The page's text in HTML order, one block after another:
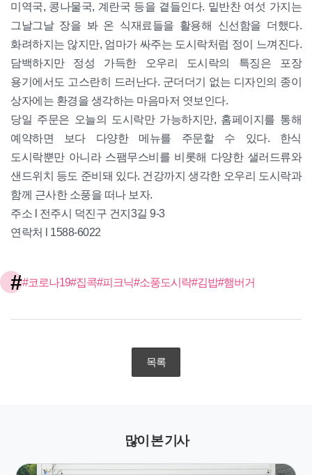
미역국, 콩나물국, 계란국 등을 곁들인다. 밑반찬 여섯 가지는
그날그날 장을 봐 온 식재료들을 활용해 신선함을 더했다.
화려하지는 않지만, 엄마가 싸주는 도시락처럼 정이 느껴진다.
담백하지만 정성 가득한 오우리 도시락의 특징은 포장
용기에서도 고스란히 드러난다. 군더더기 없는 디자인의 종이
상자에는 환경을 생각하는 마음마저 엿보인다.
당일 주문은 오늘의 도시락만 가능하지만, 홈페이지를 통해
예약하면 보다 다양한 메뉴를 주문할 수 있다. 한식
도시락뿐만 아니라 스팸무스비를 비롯해 다양한 샐러드류와
샌드위치 등도 준비돼 있다. 건강까지 생각한 오우리 도시락과
함께 근사한 소풍을 떠나 보자.
주소 l 전주시 덕진구 건지3길 9-3
연락처 l 1588-6022
##코로나19#집콕#피크닉#소풍도시락#김밥#햄버거
목록
많이 본 기사